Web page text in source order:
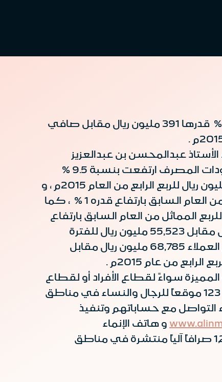
أعلن مصرف الإنماء تحقيق أرباح صافية خلال الربع الأول من العام الحالي 2016م بنمو نسبته 14% قدرها 391 مليون ريال مقابل صافي
لمصرف الإنماء الأستاذ عبدالمحسن بن عبدالعزيز
الفارس أن نتائج الربع الأول لهذا العام تظهر نمو في الأنشطة الرئيسية للمصرف حيث أن موجودات المصرف ارتفعت بنسبة 9.5 %
وبلغت 91,611 مليون ريال مقابل 83,685 مليون ريال لنفس الفترة من العام السابق و 88,725 مليون ريال للربع الرابع من العام 2015م ، و
بلغ إجمالي ربح العمليات خلال الربع الأول 734 مليون ريال مقابل 730 مليون ريال للربع المماثل من العام السابق بارتفاع قدره 1 % ، كما
خلال الربع الأول 589 مليون ريال مقابل 550 مليون ريال للربع المماثل من العام السابق بارتفاع
قدره 7.1 % ، وأضاف الفارس أن محفظة التمويل بلغت في 31 مارس 2016م 60,250 مليون ريال مقابل 55,523 مليون ريال للفترة
المماثلة من العام السابق بارتفاع قدره 8.5 % و 57,006 مليون ريال للربع السابق ، وبلغت ودائع العملاء 68,785 مليون ريال مقابل
سواءً لقطاع الأفراد أو لقطاع
الشركات إضافة إلى انتشار شبكة فروع المصرف حيث يقدم المصرف خدماته للشركاء عبر 123 موقعاً للرجال والنساء في مناطق
التواصل مع حساباتهم وتنفيذ
و هاتف الإنماء
8001208000 و جوال الإنماء، بالإضافة إلى شبكة واسعة من أجهزة الصراف الآلي بلغت 1,209 صرافاً آلياً منتشرة في مناطق